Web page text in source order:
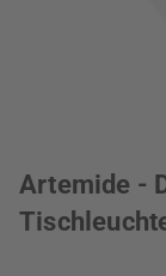
Artemide -